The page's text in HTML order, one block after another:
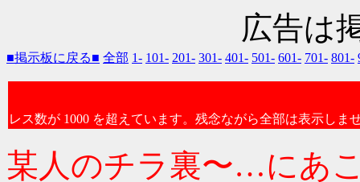
広告は
■掲示板に戻る■ 全部 1- 101- 201- 301- 401- 501- 601- 701- 801-
レス数が 1000 を超えています。残念ながら全部は表示しま
某人のチラ裏〜…にあ